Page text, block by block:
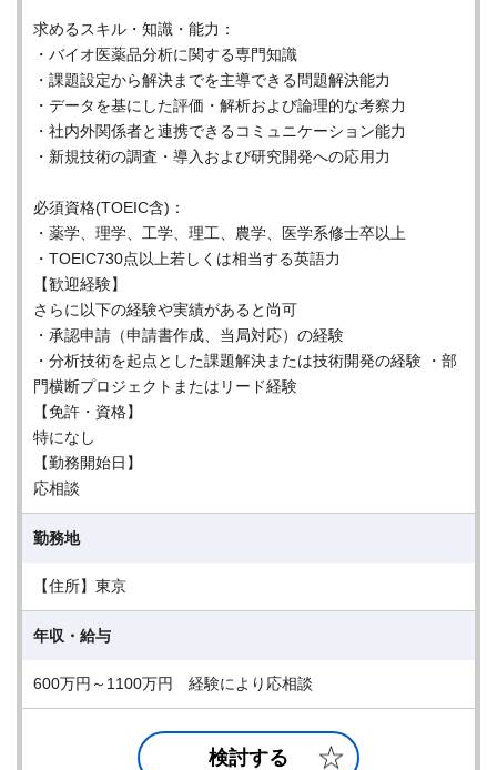
求めるスキル・知識・能力：
・バイオ医薬品分析に関する専門知識
・課題設定から解決までを主導できる問題解決能力
・データを基にした評価・解析および論理的な考察力
・社内外関係者と連携できるコミュニケーション能力
・新規技術の調査・導入および研究開発への応用力
必須資格(TOEIC含)：
・薬学、理学、工学、理工、農学、医学系修士卒以上
・TOEIC730点以上若しくは相当する英語力
【歓迎経験】
さらに以下の経験や実績があると尚可
・承認申請（申請書作成、当局対応）の経験
・分析技術を起点とした課題解決または技術開発の経験 ・部
門横断プロジェクトまたはリード経験
【免許・資格】
特になし
【勤務開始日】
応相談
勤務地
【住所】東京
年収・給与
600万円～1100万円 経験により応相談
検討する